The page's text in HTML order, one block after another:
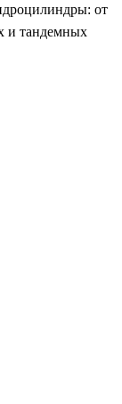
от
и тандемных